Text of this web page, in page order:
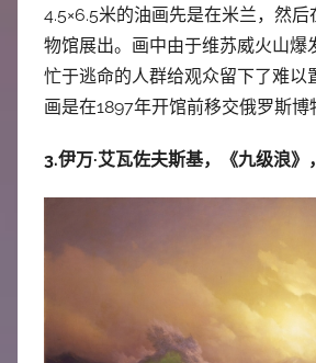
4.5×6.5米的油画先是在米兰，然
物馆展出。画中由于维苏威火山爆
忙于逃命的人群给观众留下了难以
画是在1897年开馆前移交俄罗斯博
3.伊万·艾瓦佐夫斯基，《九级浪》